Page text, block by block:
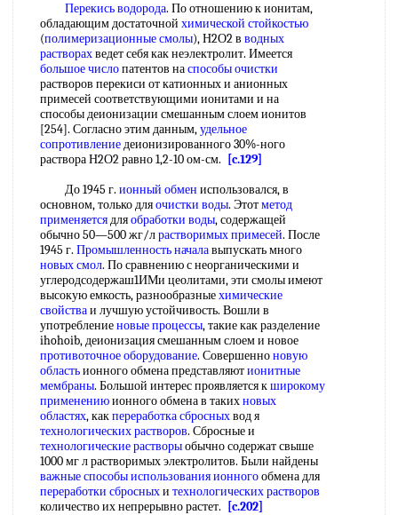
Перекись водорода. По отношению к ионитам,
обладающим достаточной химической стойкостью
(полимеризационные смолы), Н2О2 в водных
растворахведет себя как неэлектролит. Имеется
большое числопатентов наспособы очистки
растворов перекиси от катионных и анионных
примесей соответствующими ионитами и на
способы деионизации смешанным слоем ионитов
[254]. Согласно этим данным,удельное
сопротивлениедеионизированного 30%-ного
раствора Н2О2 равно 1,2-10 ом-см.
[c.129]
До 1945 г. ионный обмен использовался, в
основном, только дляочистки воды. Этотметод
применяетсядляобработки воды, содержащей
обычно 50—500 жг/лрастворимых примесей. После
1945 г. Промышленность началавыпускать много
новых смол. По сравнению с неорганическими и
углеродсодержаш1ИМи цеолитами, эти смолы имеют
высокую емкость, разнообразныехимические
свойстваи лучшую устойчивость. Вошли в
употреблениеновые процессы, такие как разделение
ihohoib, деионизация смешанным слоем и новое
противоточное оборудование. Совершенноновую
областьионного обмена представляютионитные
мембраны. Большой интерес проявляется кширокому
применениюионного обмена в такихновых
областях, какпереработка сбросныхвод я
технологических растворов. Сбросные и
технологические растворыобычно содержат свыше
1000 мг л растворимых электролитов. Были найдены
важные способыиспользования ионногообмена для
переработки сбросныхи технологических растворов
количество их непрерывно растет.
[c.202]